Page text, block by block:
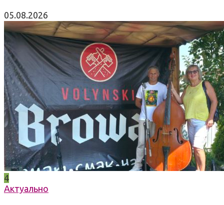
05.08.2026
4
Актуально